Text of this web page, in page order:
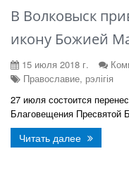
В Волковыск
икону Божией
15 июля 2018 г.
Православие, рэлігія
27 июля состоится
Благовещения Пресвятой
Читать далее